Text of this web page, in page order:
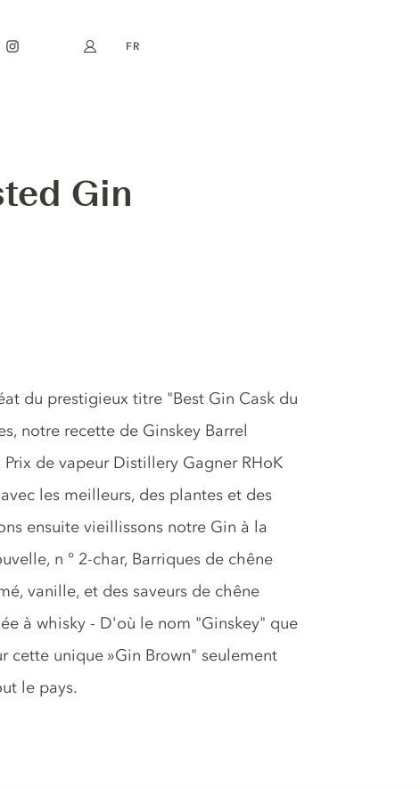
Mon compte
FR
Gin
du prestigieux titre "Best Gin Cask du
notre recette de Ginskey Barrel
de vapeur Distillery Gagner RHoK
les meilleurs, des plantes et des
ensuite vieillissons notre Gin à la
n ° 2-char, Barriques de chêne
vanille, et des saveurs de chêne
à whisky - D'où le nom "Ginskey" que
cette unique »Gin Brown" seulement
le pays.